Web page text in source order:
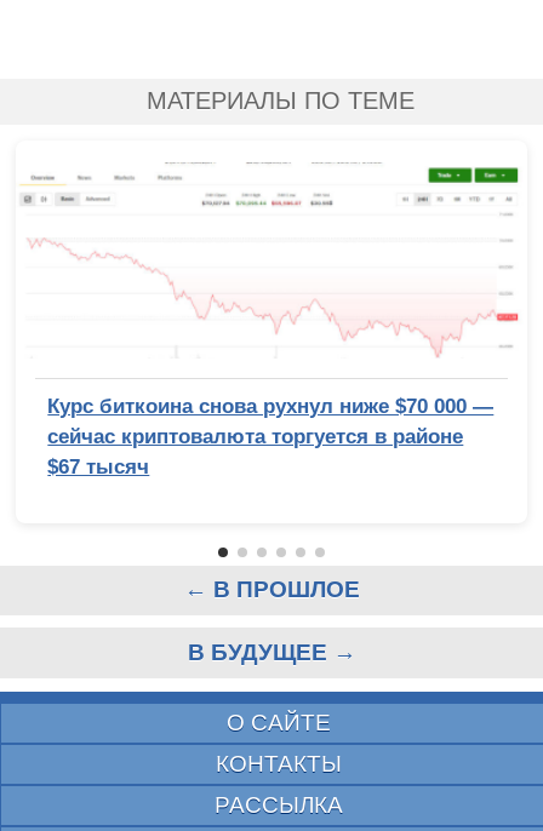
МАТЕРИАЛЫ ПО ТЕМЕ
Курс биткоина снова рухнул ниже $70 000 —
сейчас криптовалюта торгуется в районе
$67 тысяч
← В ПРОШЛОЕ
В БУДУЩЕЕ →
О САЙТЕ
КОНТАКТЫ
РАССЫЛКА